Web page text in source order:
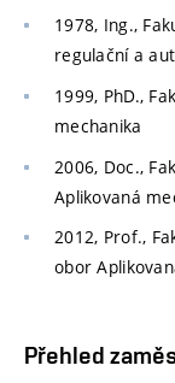
1978, Ing.,
regulační a
1999, PhD.,
mechanika
2006, Doc.,
Aplikovaná
2012, Prof.,
obor
Přehled